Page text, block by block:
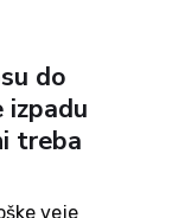
do
izpadu
treba
veje